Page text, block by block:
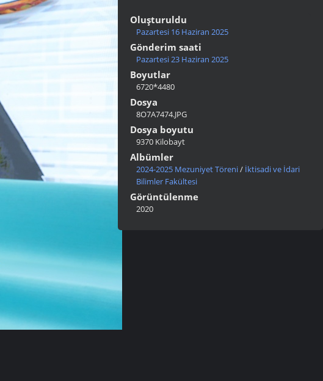
Oluşturuldu
Pazartesi 16 Haziran 2025
Gönderim saati
Pazartesi 23 Haziran 2025
Boyutlar
6720*4480
Dosya
8O7A7474.JPG
Dosya boyutu
9370 Kilobayt
Albümler
2024-2025 Mezuniyet Töreni/ İktisadi ve İdari
Bilimler Fakültesi
Görüntülenme
2020